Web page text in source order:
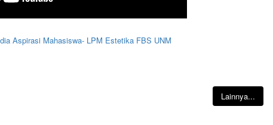
Aspirasi Mahasiswa- LPM Estetika FBS UNM
Lainnya...